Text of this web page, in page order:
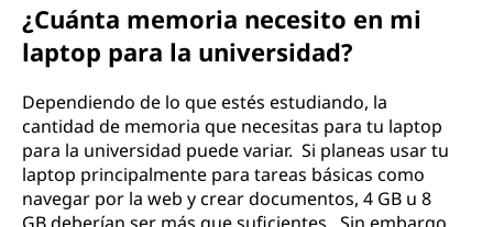
¿Cuánta memoria necesito en mi
laptop para la universidad?
Dependiendo de lo que estés estudiando, la
cantidad de memoria que necesitas para tu laptop
para la universidad puede variar. Si planeas usar tu
laptop principalmente para tareas básicas como
navegar por la web y crear documentos, 4 GB u 8